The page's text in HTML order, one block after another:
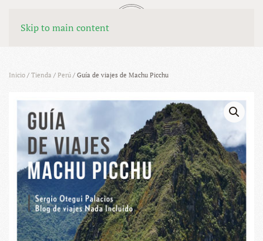
Skip to main content
MENÚ
Inicio / Tienda / Perú / Guía de viajes de Machu Picchu